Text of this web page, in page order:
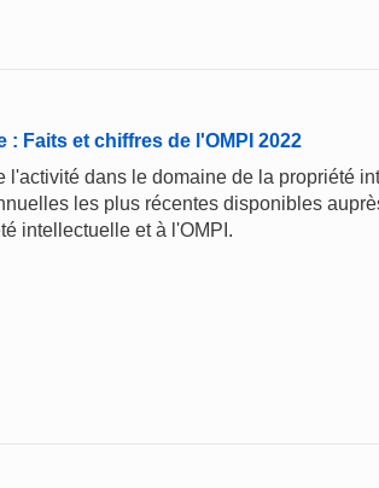
: Faits et chiffres de l'OMPI 2022
l'activité dans le domaine de la propriété
les plus récentes disponibles
intellectuelle et à l'OMPI.